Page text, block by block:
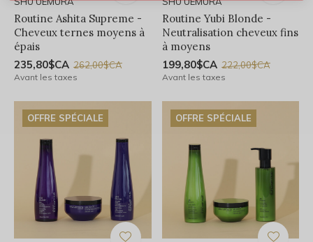
Routine Ashita Supreme -
Cheveux ternes moyens à
épais
235,80$CA 262,00$CA
Avant les taxes
Routine Yubi Blonde -
Neutralisation cheveux fins
à moyens
199,80$CA 222,00$CA
Avant les taxes
OFFRE SPÉCIALE OFFRE SPÉCIALE